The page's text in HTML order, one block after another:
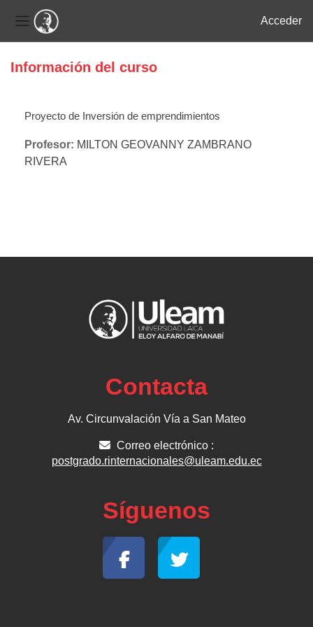
Panel lateral
Acceder
Información del curso
Proyecto de Inversión de emprendimientos
Profesor: MILTON GEOVANNY ZAMBRANO
RIVERA
Contacta
Av. Circunvalación Vía a San Mateo
Correo electrónico :
postgrado.rinternacionales@uleam.edu.ec
Síguenos